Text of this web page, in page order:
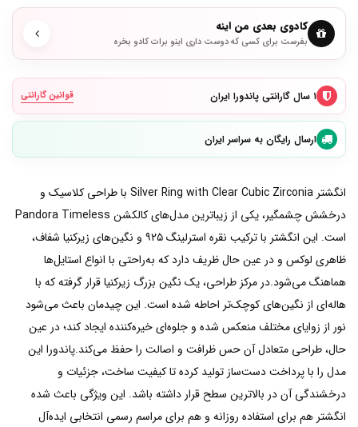
کادوی بعدی من اینه
بفرست برای کسی که دوست داری اینو برات کادو بخره
۱ سال گارانتی پاندورا ایران قوانین گارانتی
ارسال رایگان به سراسر ایران
انگشتر Silver Ring with Clear Cubic Zirconia با طراحی کلاسیک و
درخشش چشمگیر، یکی از زیباترین مدل‌های کالکشن Pandora Timeless
است. این انگشتر با ترکیب نقره استرلینگ ۹۲۵ و نگین‌های زیرکنیا شفاف،
ظاهری لوکس و در عین حال ظریف دارد که به‌راحتی با انواع استایل‌ها
هماهنگ می‌شود.در مرکز طراحی، یک نگین بزرگ زیرکنیا قرار گرفته که با
هاله‌ای از نگین‌های کوچک‌تر احاطه شده است. این چیدمان باعث می‌شود
نور از زوایای مختلف منعکس شده و جلوه‌ای خیره‌کننده ایجاد کند؛ در عین
حال، طراحی متعادل آن حس ظرافت و اصالت را حفظ می‌کند.پاندورا این
مدل را با پرداخت دست‌ساز تولید کرده تا کیفیت ساخت، جزئیات و
درخشندگی آن در بالاترین سطح قرار داشته باشد. این ویژگی باعث شده
انگشتر هم برای استفاده روزانه و هم برای مراسم رسمی انتخابی ایده‌آل